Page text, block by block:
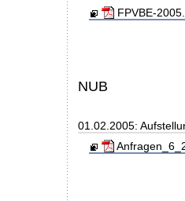
FPVBE-
NUB
01.02.2005: